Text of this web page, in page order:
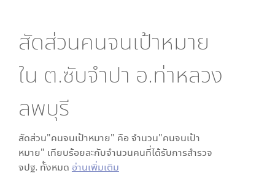
สัดส่วนคนจนเป้าหมาย
ใน ต.ซับจำปา อ.ท่าหลวง
ลพบุรี
สัดส่วน"คนจนเป้าหมาย" คือ จำนวน"คนจนเป้า
หมาย" เทียบร้อยละกับจำนวนคนที่ได้รับการสำรวจ
จปฐ. ทั้งหมด อ่านเพิ่มเติม